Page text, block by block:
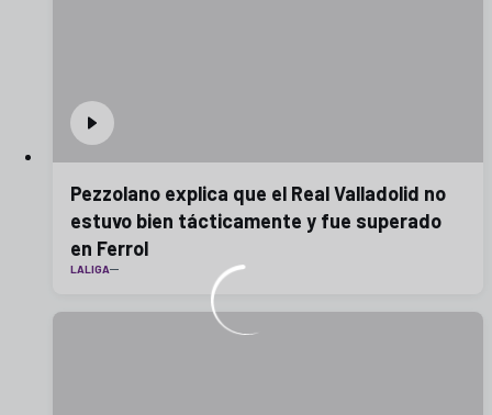
Pezzolano explica que el Real Valladolid no
estuvo bien tácticamente y fue superado
en Ferrol
LALIGA